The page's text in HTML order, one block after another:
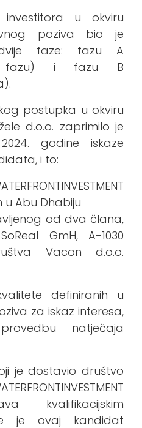
u okviru
poziva bio je
faze: fazu A
fazu) i fazu B
postupka u okviru
d.o.o. zaprimilo je
godine iskaze
i to:
u Abu Dhabiju
od dva člana,
GmH, A-1030
Vacon d.o.o.
definiranih u
za iskaz interesa,
natječaja
je dostavio društvo
kvalifikacijskim
je ovaj kandidat